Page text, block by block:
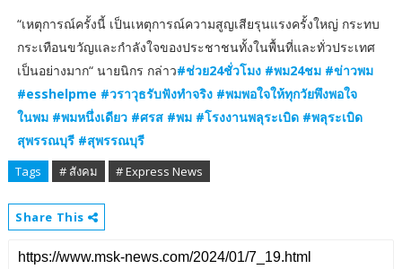
“เหตุการณ์ครั้งนี้ เป็นเหตุการณ์ความสูญเสียรุนแรงครั้งใหญ่ กระทบ
กระเทือนขวัญและกำลังใจของประชาชนทั้งในพื้นที่และทั่วประเทศ
เป็นอย่างมาก“ นายนิกร กล่าว#ช่วย24ชั่วโมง #พม24ชม #ข่าวพม
#esshelpme #วราวุธรับฟังทำจริง #พมพอใจให้ทุกวัยพึงพอใจ
ในพม #พมหนึ่งเดียว #ศรส #พม #โรงงานพลุระเบิด #พลุระเบิด
สุพรรณบุรี #สุพรรณบุรี
Tags # สังคม # Express News
Share This